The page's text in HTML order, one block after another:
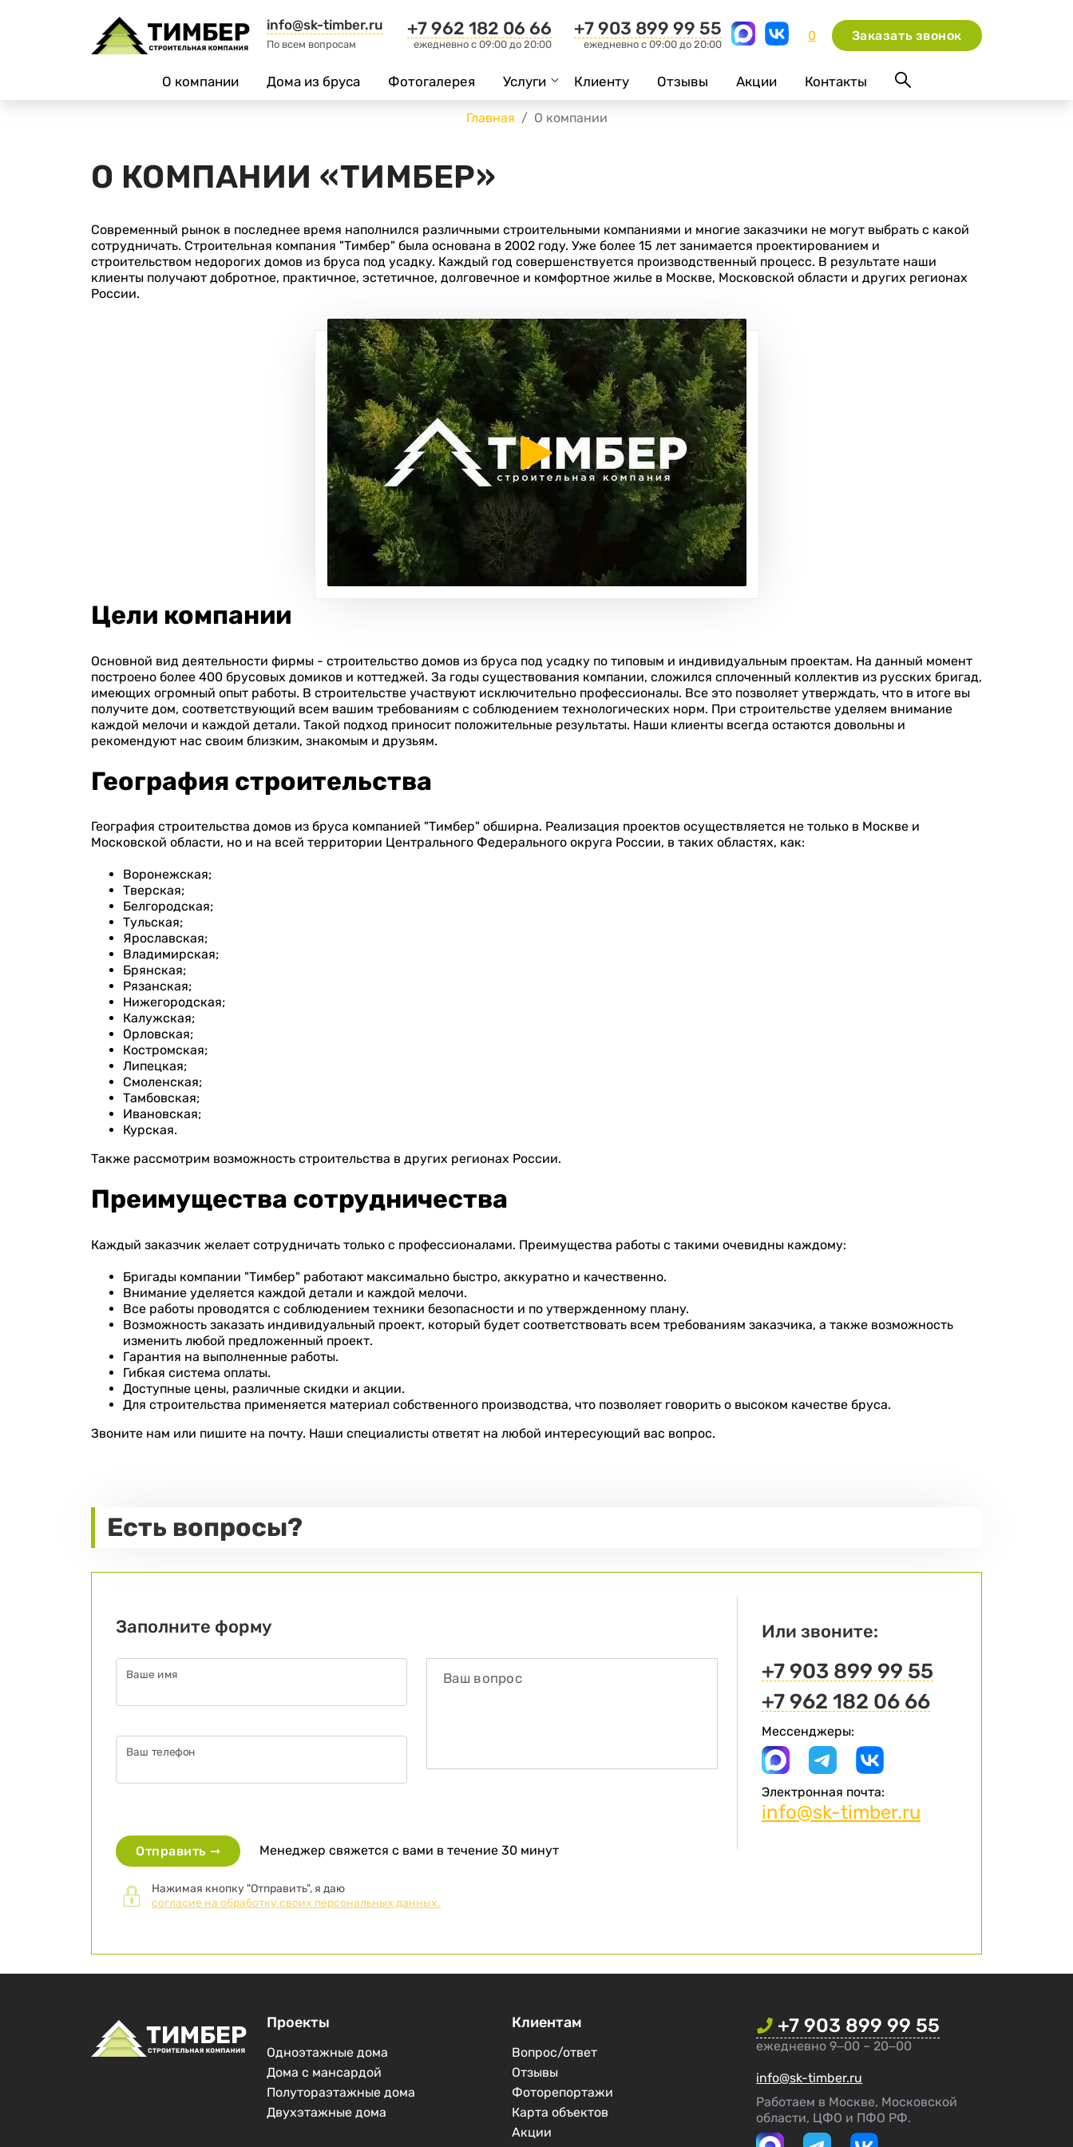
info@sk-timber.ru
По всем вопросам
+7 962 182 06 66
ежедневно c 09:00 до 20:00
+7 903 899 99 55
ежедневно c 09:00 до 20:00
0 Заказать звонок
О компании Дома из бруса Фотогалерея Услуги Клиенту Отзывы Акции Контакты
Главная О компании
О КОМПАНИИ «ТИМБЕР»
Современный рынок в последнее время наполнился различными строительными компаниями и многие заказчики не могут выбрать с какой
сотрудничать. Строительная компания "Тимбер" была основана в 2002 году. Уже более 15 лет занимается проектированием и
строительством недорогих домов из бруса под усадку. Каждый год совершенствуется производственный процесс. В результате наши
клиенты получают добротное, практичное, эстетичное, долговечное и комфортное жилье в Москве, Московской области и других регионах
России.
Цели компании
Основной вид деятельности фирмы - строительство домов из бруса под усадку по типовым и индивидуальным проектам. На данный момент
построено более 400 брусовых домиков и коттеджей. За годы существования компании, сложился сплоченный коллектив из русских бригад,
имеющих огромный опыт работы. В строительстве участвуют исключительно профессионалы. Все это позволяет утверждать, что в итоге вы
получите дом, соответствующий всем вашим требованиям с соблюдением технологических норм. При строительстве уделяем внимание
каждой мелочи и каждой детали. Такой подход приносит положительные результаты. Наши клиенты всегда остаются довольны и
рекомендуют нас своим близким, знакомым и друзьям.
География строительства
География строительства домов из бруса компанией "Тимбер" обширна. Реализация проектов осуществляется не только в Москве и
Московской области, но и на всей территории Центрального Федерального округа России, в таких областях, как:
Воронежская;
Тверская;
Белгородская;
Тульская;
Ярославская;
Владимирская;
Брянская;
Рязанская;
Нижегородская;
Калужская;
Орловская;
Костромская;
Липецкая;
Смоленская;
Тамбовская;
Ивановская;
Курская.
Также рассмотрим возможность строительства в других регионах России.
Преимущества сотрудничества
Каждый заказчик желает сотрудничать только с профессионалами. Преимущества работы с такими очевидны каждому:
Бригады компании "Тимбер" работают максимально быстро, аккуратно и качественно.
Внимание уделяется каждой детали и каждой мелочи.
Все работы проводятся с соблюдением техники безопасности и по утвержденному плану.
Возможность заказать индивидуальный проект, который будет соответствовать всем требованиям заказчика, а также возможность
изменить любой предложенный проект.
Гарантия на выполненные работы.
Гибкая система оплаты.
Доступные цены, различные скидки и акции.
Для строительства применяется материал собственного производства, что позволяет говорить о высоком качестве бруса.
Звоните нам или пишите на почту. Наши специалисты ответят на любой интересующий вас вопрос.
Есть вопросы?
Заполните форму
Ваше имя
Ваш телефон
Отправить ➞ Менеджер свяжется с вами в течение 30 минут
Нажимая кнопку "Отправить", я даю
согласие на обработку своих персональных данных.
Или звоните:
+7 903 899 99 55
+7 962 182 06 66
Мессенджеры:
Электронная почта:
info@sk-timber.ru
Проекты
Одноэтажные дома
Дома с мансардой
Полутораэтажные дома
Двухэтажные дома
Клиентам
Вопрос/ответ
Отзывы
Фоторепортажи
Карта объектов
Акции
+7 903 899 99 55
ежедневно 9‒00 – 20‒00
info@sk-timber.ru
Работаем в Москве, Московской
области, ЦФО и ПФО РФ.